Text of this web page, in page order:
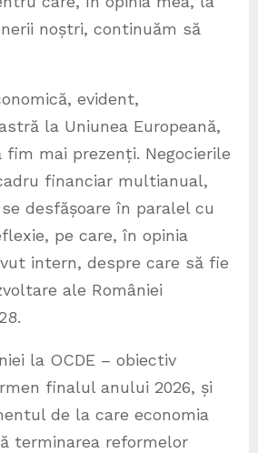
noștri, continuăm să
evident,
la Uniunea Europeană,
fim mai prezenți. Negocierile
financiar multianual,
desfășoare în paralel cu
pe care, în opinia
intern, despre care să fie
ale României
la OCDE – obiectiv
finalul anului 2026, și
de la care economia
terminarea reformelor